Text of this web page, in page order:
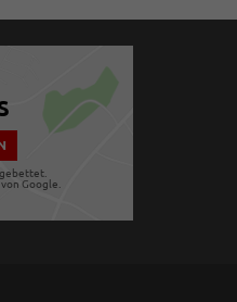
von Google.